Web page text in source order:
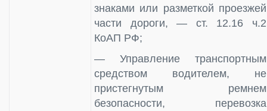
знаками или разметкой проезжей
части дороги, — ст. 12.16 ч.2
КоАП РФ;
— Управление транспортным
средством водителем, не
пристегнутым ремнем
безопасности, перевозка